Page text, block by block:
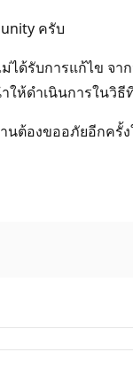
ครับ
รับการแก้ไข จา
ห้ดำเนินการในวิ
นต้องขออภัยอีกค